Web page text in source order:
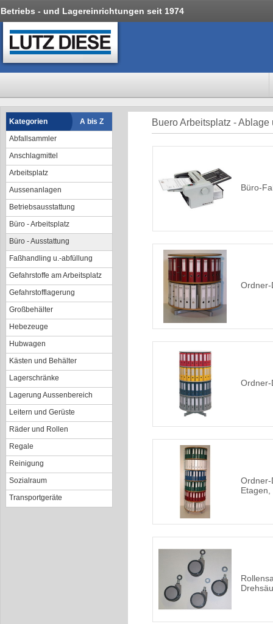
Betriebs - und Lagereinrichtungen seit 1974
Kategorien
A bis Z
Abfallsammler
Anschlagmittel
Arbeitsplatz
Aussenanlagen
Betriebsausstattung
Büro - Arbeitsplatz
Büro - Ausstattung
Faßhandling u.-abfüllung
Gefahrstoffe am Arbeitsplatz
Gefahrstofflagerung
Großbehälter
Hebezeuge
Hubwagen
Kästen und Behälter
Lagerschränke
Lagerung Aussenbereich
Leitern und Gerüste
Räder und Rollen
Regale
Reinigung
Sozialraum
Transportgeräte
Buero Arbeitsplatz -
Büro-
Ordner-
Ordner-
Ordner-